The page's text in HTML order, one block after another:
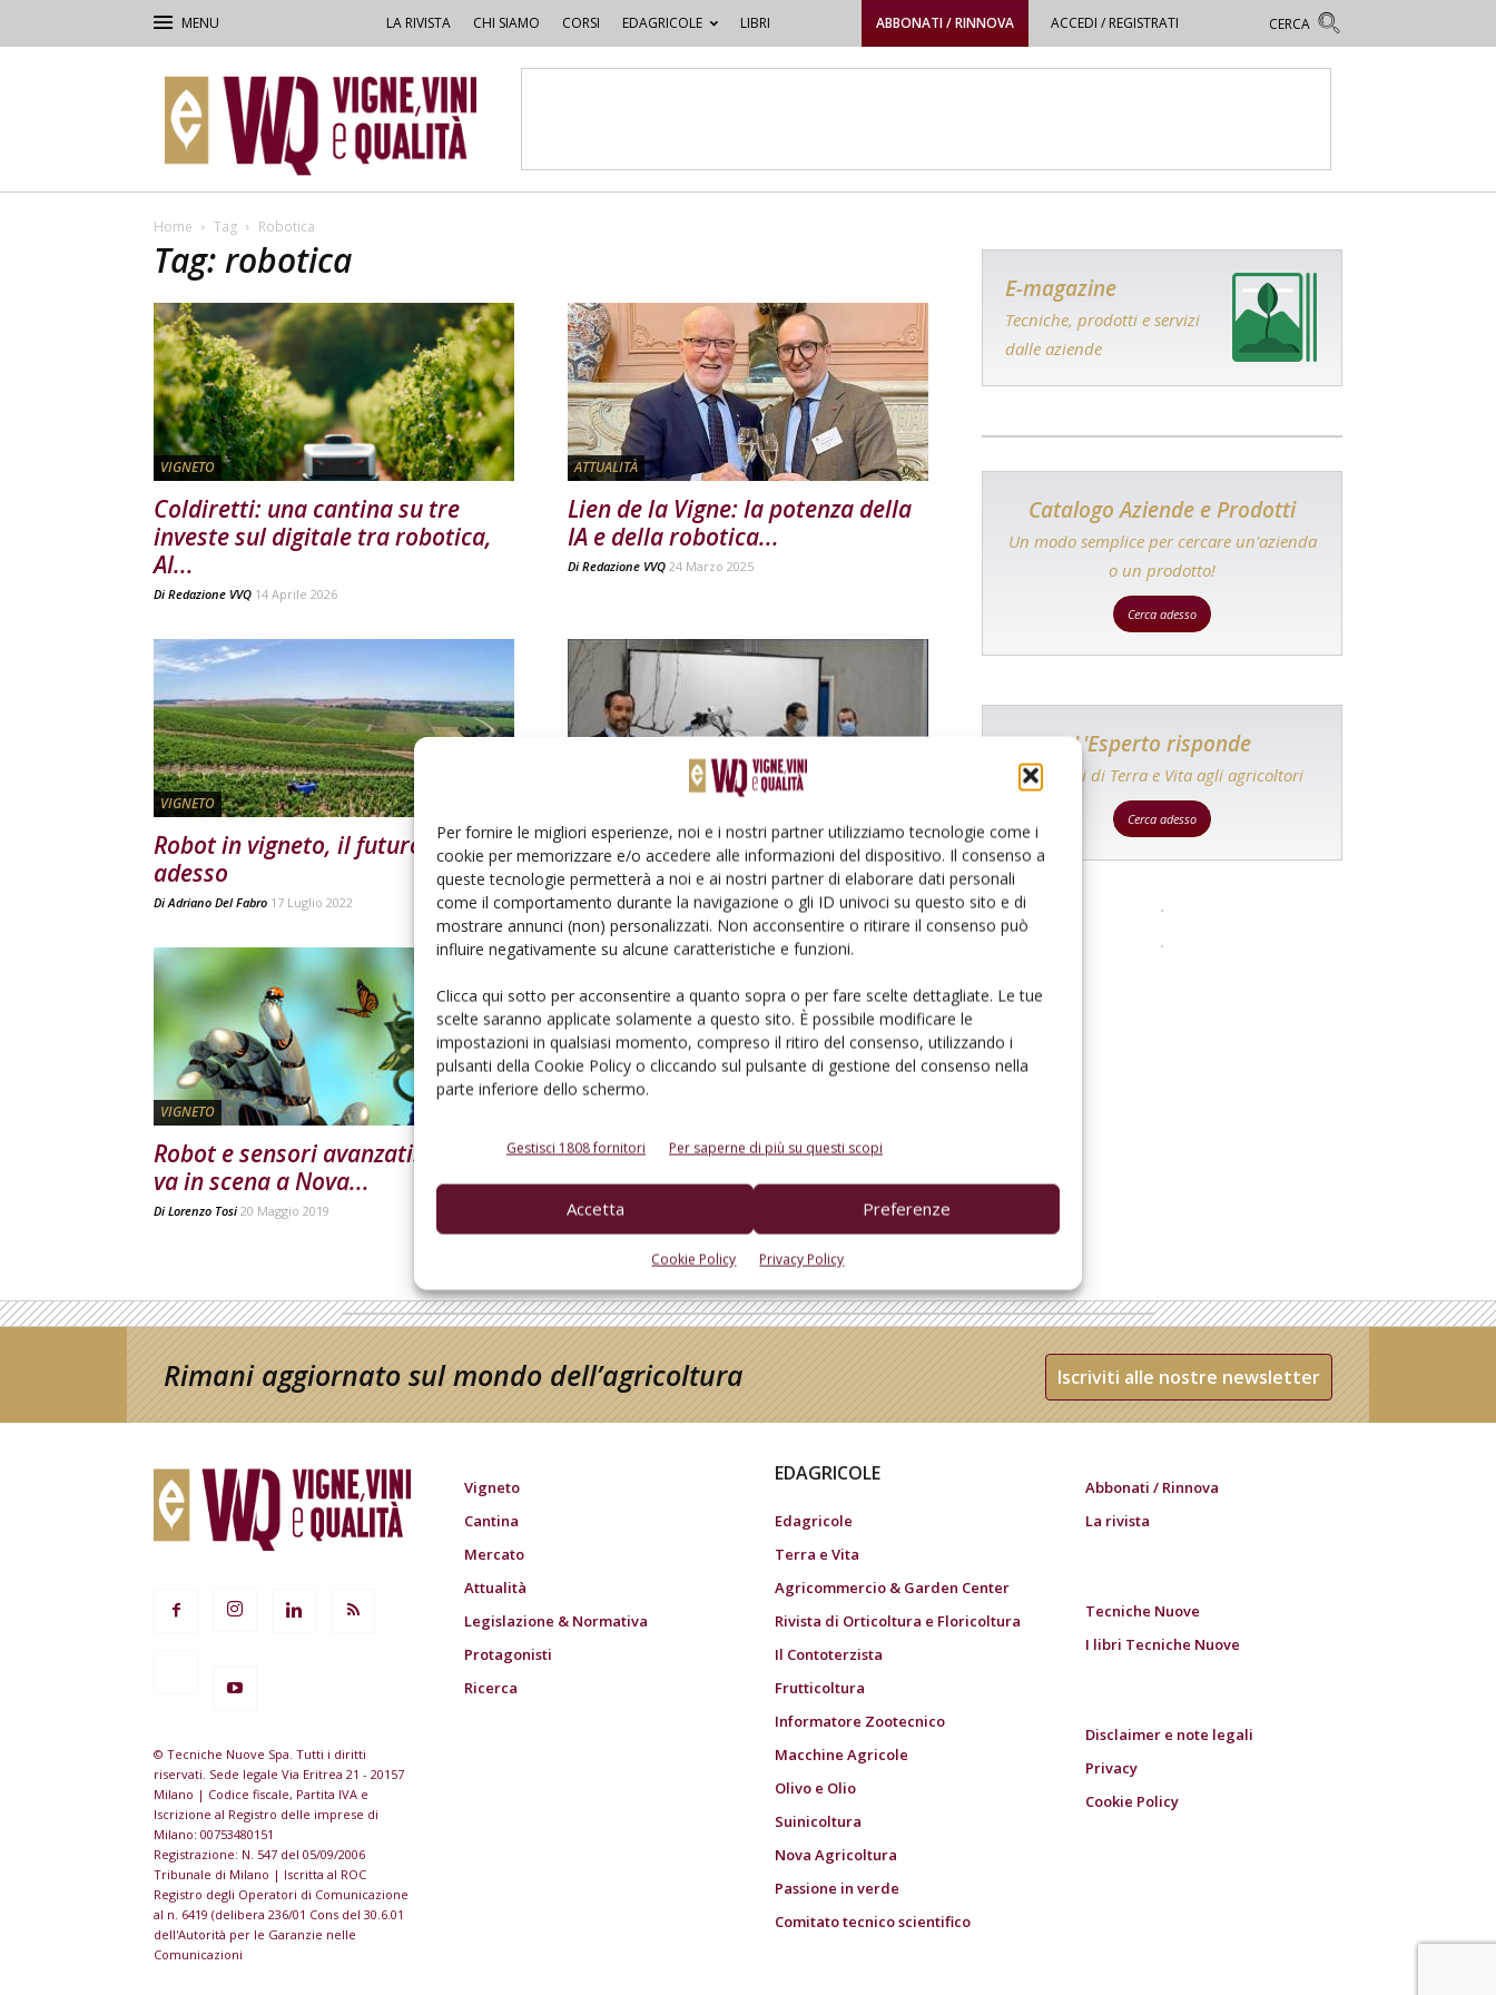
Per fornire le migliori esperienze, noi e i nostri partner utilizziamo tecnologie come i
cookie per memorizzare e/o accedere alle informazioni del dispositivo. Il consenso a
queste tecnologie permetterà a noi e ai nostri partner di elaborare dati personali
come il comportamento durante la navigazione o gli ID univoci su questo sito e di
mostrare annunci (non) personalizzati. Non acconsentire o ritirare il consenso può
influire negativamente su alcune caratteristiche e funzioni.
Clicca qui sotto per acconsentire a quanto sopra o per fare scelte dettagliate. Le tue
scelte saranno applicate solamente a questo sito. È possibile modificare le
impostazioni in qualsiasi momento, compreso il ritiro del consenso, utilizzando i
pulsanti della Cookie Policy o cliccando sul pulsante di gestione del consenso nella
parte inferiore dello schermo.
Gestisci 1808 fornitori Per saperne di più su questi scopi
Accetta Preferenze
Cookie Policy Privacy Policy
LA RIVISTA CHI SIAMO CORSI EDAGRICOLE LIBRI ABBONATI / RINNOVA ACCEDI / REGISTRATI
–
Vigne,
Vini
&
Home Tag Robotica
Tag: robotica
VIGNETO
Coldiretti: una cantina su tre
investe sul digitale tra robotica,
AI...
Di Redazione VVQ 14 Aprile 2026
ATTUALITÀ
Lien de la Vigne: la potenza della
IA e della robotica...
Di Redazione VVQ 24 Marzo 2025
VIGNETO
Robot in vigneto, il futuro è
adesso
DiAdriano Del Fabro 17 Luglio 2022
Nel nuovo laboratorio nasce il
robot potatore
DiLorenzo Tosi 8 Marzo 2021
VIGNETO
Robot e sensori avanzati. Il futuro
va in scena a Nova...
Di Lorenzo Tosi 20 Maggio 2019
E-magazine
Tecniche, prodotti e servizi
dalle aziende
Catalogo Aziende e Prodotti
Un modo semplice per cercare un'azienda
o un prodotto!
Cerca adesso
L'Esperto risponde
I consigli di Terra e Vita agli agricoltori
Cerca adesso
Rimani aggiornato sul mondo dell’agricoltura Iscriviti alle nostre newsletter
© Tecniche Nuove Spa. Tutti i diritti
riservati. Sede legale Via Eritrea 21 - 20157
Milano | Codice fiscale, Partita IVA e
Iscrizione al Registro delle imprese di
Milano: 00753480151
Registrazione: N. 547 del 05/09/2006
Tribunale di Milano | Iscritta al ROC
Registro degli Operatori di Comunicazione
al n. 6419 (delibera 236/01 Cons del 30.6.01
dell'Autorità per le Garanzie nelle
Comunicazioni
Vigneto
Cantina
Mercato
Attualità
Legislazione & Normativa
Protagonisti
Ricerca
EDAGRICOLE
Edagricole
Terra e Vita
Agricommercio & Garden Center
Rivista di Orticoltura e Floricoltura
Il Contoterzista
Frutticoltura
Informatore Zootecnico
Macchine Agricole
Olivo e Olio
Suinicoltura
Nova Agricoltura
Passione in verde
Comitato tecnico scientifico
Abbonati / Rinnova
La rivista
Tecniche Nuove
I libri Tecniche Nuove
Disclaimer e note legali
Privacy
Cookie Policy